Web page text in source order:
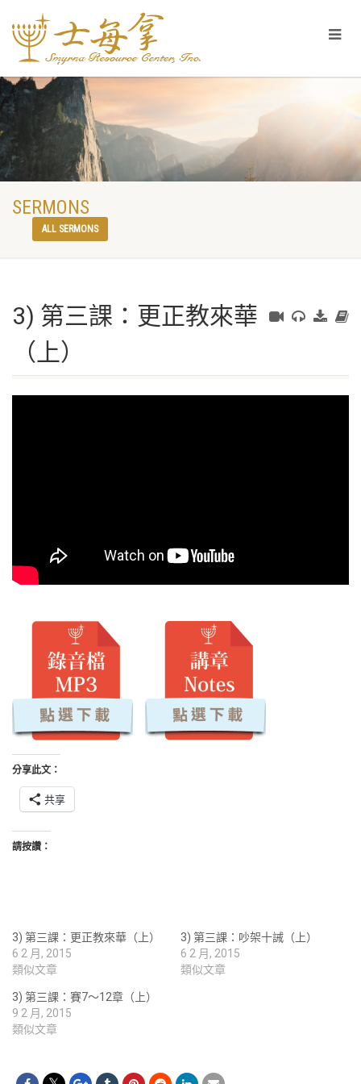
SERMONS
ALL SERMONS
3) 第三課：更正教來華
（上）
分享此文：
共享
請按讚：
3) 第三課：更正教來華（上）
6 2 月, 2015
類似文章
3) 第三課：吵架十誡（上）
6 2 月, 2015
類似文章
3) 第三課：賽7～12章（上）
9 2 月, 2015
類似文章